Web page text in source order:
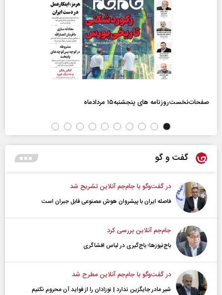
صفحات‌نخست‌روزنامه ها‌ی پنجشنبه‌۱۵ مردادماه
گفت و گو
در گفت‌و‌گو با جام‌جم آنلاین تشریح شد
فاصله ایران با پیشرو‌ان هوش مصنوعی قابل جبران است
جام‌جم آنلاین بررسی کرد
باج‌نیوزها؛ باج‌گیری در لباس افشاگری
در گفت‌و‌گو با جام‌جم آنلاین مطرح شد
شیر مادر جایگزین ندارد | نوزادان را از فواید آن محروم نکنیم